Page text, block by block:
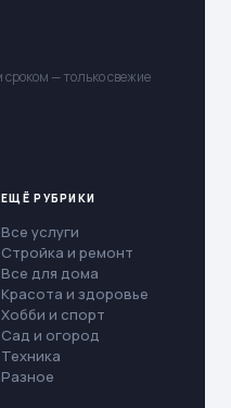
— только свежие
ЕЩЁ РУБРИКИ
Все услуги
Стройка и ремонт
Все для дома
Красота и здоровье
Хобби и спорт
Сад и огород
Техника
Разное